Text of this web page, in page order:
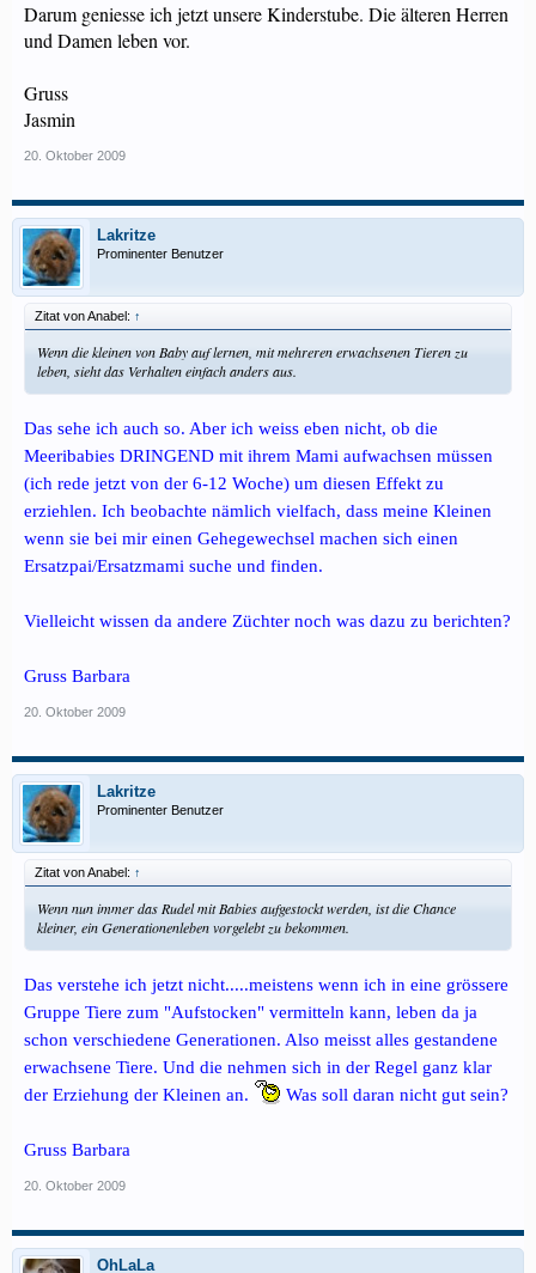
Darum geniesse ich jetzt unsere Kinderstube. Die älteren Herren
und Damen leben vor.
Gruss
Jasmin
20. Oktober 2009
Lakritze
Prominenter Benutzer
Zitat von Anabel: ↑
Wenn die kleinen von Baby auf lernen, mit mehreren erwachsenen Tieren zu
leben, sieht das Verhalten einfach anders aus.
Das sehe ich auch so. Aber ich weiss eben nicht, ob die
Meeribabies DRINGEND mit ihrem Mami aufwachsen müssen
(ich rede jetzt von der 6-12 Woche) um diesen Effekt zu
erziehlen. Ich beobachte nämlich vielfach, dass meine Kleinen
wenn sie bei mir einen Gehegewechsel machen sich einen
Ersatzpai/Ersatzmami suche und finden.
Vielleicht wissen da andere Züchter noch was dazu zu berichten?
Gruss Barbara
20. Oktober 2009
Lakritze
Prominenter Benutzer
Zitat von Anabel: ↑
Wenn nun immer das Rudel mit Babies aufgestockt werden, ist die Chance
kleiner, ein Generationenleben vorgelebt zu bekommen.
Das verstehe ich jetzt nicht.....meistens wenn ich in eine grössere
Gruppe Tiere zum "Aufstocken" vermitteln kann, leben da ja
schon verschiedene Generationen. Also meisst alles gestandene
erwachsene Tiere. Und die nehmen sich in der Regel ganz klar
der Erziehung der Kleinen an.
Was soll daran nicht gut sein?
Gruss Barbara
20. Oktober 2009
OhLaLa